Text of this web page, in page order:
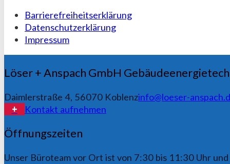
Barrierefreiheitserklärung
Datenschutzerklärung
Impressum
Löser + Anspach GmbH
Daimlerstraße 4, 56070 Koblenzinfo@loeser-
Kontakt aufnehmen
Öffnungszeiten
Unser Büroteam vor Ort ist von 7:30 bis 11:30 Uhr